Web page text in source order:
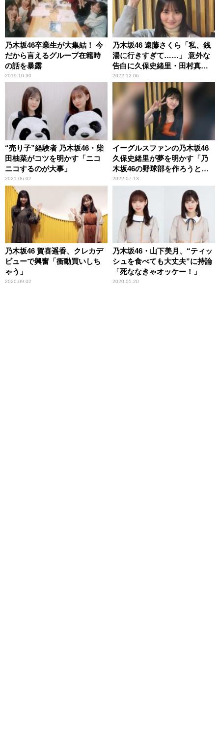
乃木坂46卒業生が大集結！ 今
だから言えるグループ在籍時
の話を暴露
2019.10.30
乃木坂46 遠藤さくら「私、銭
湯に行きすぎて……」 意外な
告白に久保史緒里・田村真佑
もびっくり
2022.12.06
“売り子”経験者 乃木坂46・柴
田柚菜がコツを明かす「ニコ
ニコするのが大事」
2021.06.02
イーグルスファンの乃木坂46
久保史緒里が夢を明かす「乃
木坂46の野球部を作ろうと思
っているんです」
2022.07.13
乃木坂46 賀喜遥香、クレカデ
ビューで興奮「衝動買いしち
ゃう」
2020.09.02
乃木坂46・山下美月、“ティッ
シュを食べても大丈夫”に持論
「死ななきゃオッケー！」
2020.05.20